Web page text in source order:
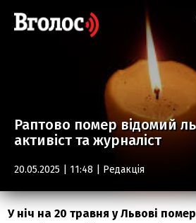
Раптово помер відомий
активіст та журналіст
20.05.2025 | 11:48 | Редакція
У ніч на 20 травня у Львові